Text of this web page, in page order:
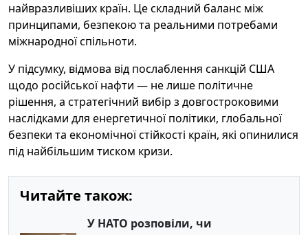
найвразливіших країн. Це складний баланс між
принципами, безпекою та реальними потребами
міжнародної спільноти.
У підсумку, відмова від послаблення санкцій США
щодо російської нафти — не лише політичне
рішення, а стратегічний вибір з довгостроковими
наслідками для енергетичної політики, глобальної
безпеки та економічної стійкості країн, які опинилися
під найбільшим тиском кризи.
Читайте також:
У НАТО розповіли, чи